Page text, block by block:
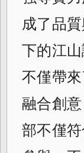
成了品
下的江
不僅帶
融合創
部不僅